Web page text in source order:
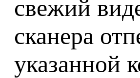
свежий
сканера
указанной